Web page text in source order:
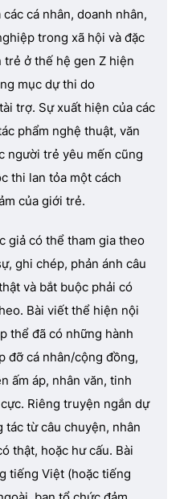
cá nhân, doanh nhân,
trong xã hội và đặc
trẻ ở thế hệ gen Z hiện
mục dự thi do
trợ. Sự xuất hiện của các
phẩm nghệ thuật, văn
người trẻ yêu mến cũng
thi lan tỏa một cách
của giới trẻ.
giả có thể tham gia theo
ghi chép, phản ánh câu
và bắt buộc phải có
Bài viết thể hiện nội
thể đã có những hành
đỡ cá nhân/cộng đồng,
ấm áp, nhân văn, tinh
Riêng truyện ngắn dự
từ câu chuyện, nhân
thật, hoặc hư cấu. Bài
tiếng Việt (hoặc tiếng